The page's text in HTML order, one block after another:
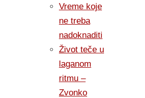
Vreme koje
ne treba
nadoknaditi
Život teče u
laganom
ritmu –
Zvonko